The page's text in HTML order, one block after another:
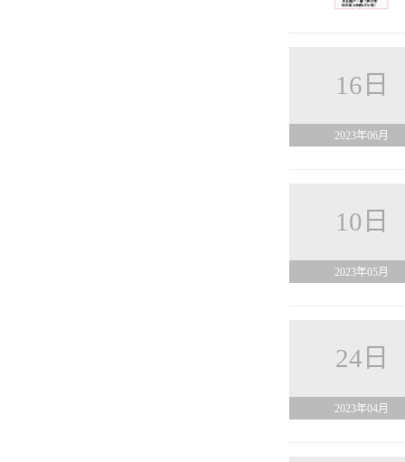
16日
2023年06月
10日
2023年05月
24日
2023年04月